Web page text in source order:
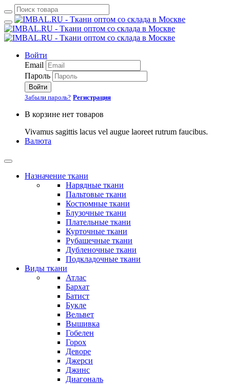
Войти
Email
Пароль
Войти
Забыли пароль? Регистрация
В корзине нет товаров
Vivamus sagittis lacus vel augue laoreet rutrum faucibus.
Валюта
Назначение ткани
Нарядные ткани
Пальтовые ткани
Костюмные ткани
Блузочные ткани
Плательные ткани
Курточные ткани
Рубашечные ткани
Дубленочные ткани
Подкладочные ткани
Виды ткани
Атлас
Бархат
Батист
Букле
Вельвет
Вышивка
Гобелен
Горох
Деворе
Джерси
Джинс
Диагональ